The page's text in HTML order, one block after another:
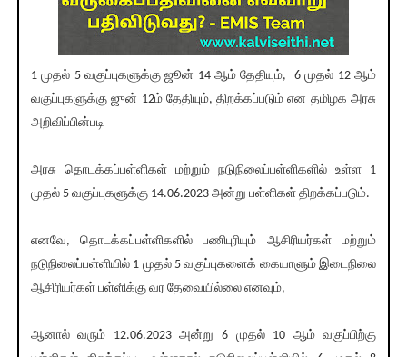
1 முதல் 5 வகுப்புகளுக்கு ஜூன் 14 ஆம் தேதியும், 6 முதல் 12 ஆம்
வகுப்புகளுக்கு ஜுன் 12ம் தேதியும், திறக்கப்படும் என தமிழக அரசு
அறிவிப்பின்படி
அரசு தொடக்கப்பள்ளிகள் மற்றும் நடுநிலைப்பள்ளிகளில் உள்ள 1
முதல் 5 வகுப்புகளுக்கு 14.06.2023 அன்று பள்ளிகள் திறக்கப்படும்.
எனவே, தொடக்கப்பள்ளிகளில் பணிபுரியும் ஆசிரியர்கள் மற்றும்
நடுநிலைப்பள்ளியில் 1 முதல் 5 வகுப்புகளைக் கையாளும் இடைநிலை
ஆசிரியர்கள் பள்ளிக்கு வர தேவையில்லை எனவும்,
ஆனால் வரும் 12.06.2023 அன்று 6 முதல் 10 ஆம் வகுப்பிற்கு